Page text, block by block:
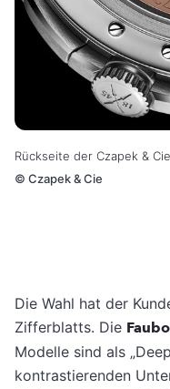
Rückseite der Czapek &
© Czapek & Cie
Die Wahl hat der
Zifferblatts. Die
Modelle sind als
kontrastierenden